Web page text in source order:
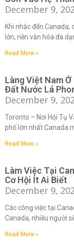
December 9,
Khi nhắc đến
lớn, nền văn hóa đa
Read More »
Làng Việt Nam
Đất Nước Lá
December 9,
Toronto – Nơi Hội Tụ
phố lớn nhất Canada
Read More »
Làm Việc Tại
Cơ Hội Ít Ai Biết
December 9,
Các công việc tại
Canada, nhiều người
Read More »